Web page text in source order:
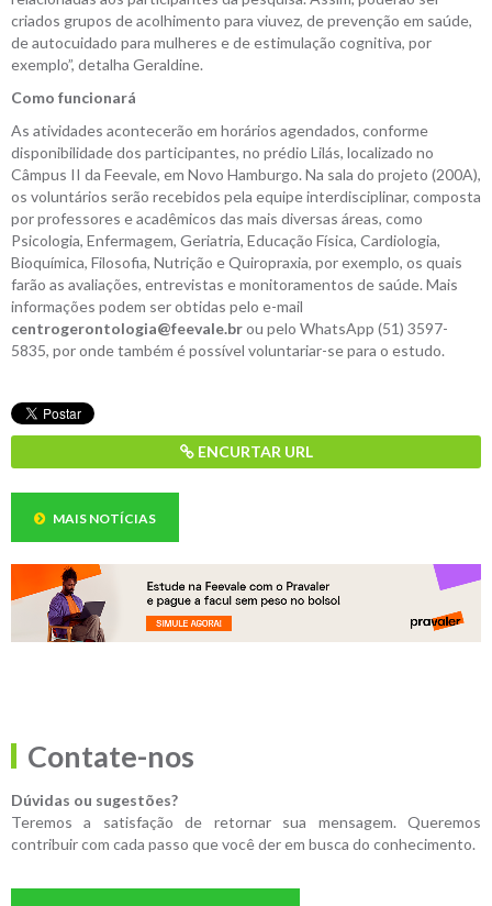
criados grupos de acolhimento para viuvez, de prevenção em saúde,
de autocuidado para mulheres e de estimulação cognitiva, por
exemplo”, detalha Geraldine.
Como funcionará
As atividades acontecerão em horários agendados, conforme
disponibilidade dos participantes, no prédio Lilás, localizado no
Câmpus II da Feevale, em Novo Hamburgo. Na sala do projeto (200A),
os voluntários serão recebidos pela equipe interdisciplinar, composta
por professores e acadêmicos das mais diversas áreas, como
Psicologia, Enfermagem, Geriatria, Educação Física, Cardiologia,
Bioquímica, Filosofia, Nutrição e Quiropraxia, por exemplo, os quais
farão as avaliações, entrevistas e monitoramentos de saúde. Mais
informações podem ser obtidas pelo e-mail
centrogerontologia@feevale.brou pelo WhatsApp (51) 3597-
5835, por onde também é possível voluntariar-se para o estudo.
ENCURTAR URL
MAIS NOTÍCIAS
Contate-nos
Dúvidas ou sugestões?
Teremos a satisfação de retornar sua mensagem. Queremos
contribuir com cada passo que você der em busca do conhecimento.